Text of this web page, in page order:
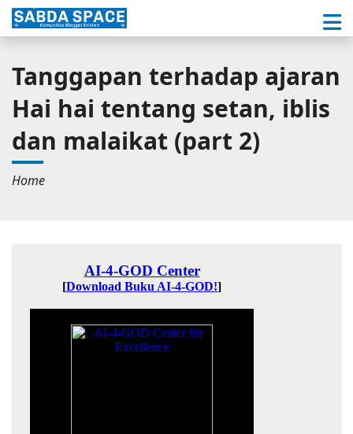
Tanggapan terhadap ajaran
Hai hai tentang setan, iblis
dan malaikat (part 2)
Home